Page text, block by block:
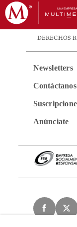
DERECHOS
Newsletters
Contáctanos
Anúnciate